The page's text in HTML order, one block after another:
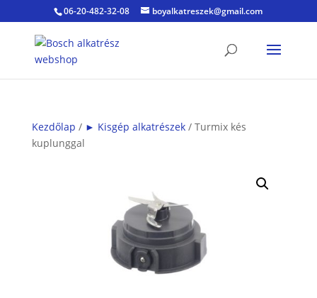
06-20-482-32-08 boyalkatreszek@gmail.com
Kezdőlap / ► Kisgép alkatrészek/ Turmix kés
kuplunggal